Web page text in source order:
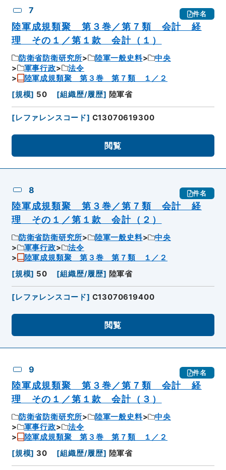
7 件名
陸軍成規類聚 第３巻／第７類 会計 経
理 その１／第１款 会計（１）
防衛省防衛研究所 陸軍一般史料
中央
軍事行政
法令
陸軍成規類聚 第３巻 第７類 １／２
[規模] 50 [組織歴/履歴] 陸軍省
[レファレンスコード] C13070619300
閲覧
8 件名
陸軍成規類聚 第３巻／第７類 会計 経
理 その１／第１款 会計（２）
防衛省防衛研究所 陸軍一般史料
中央
軍事行政
法令
陸軍成規類聚 第３巻 第７類 １／２
[規模] 50 [組織歴/履歴] 陸軍省
[レファレンスコード] C13070619400
閲覧
9 件名
陸軍成規類聚 第３巻／第７類 会計 経
理 その１／第１款 会計（３）
防衛省防衛研究所 陸軍一般史料
中央
軍事行政
法令
陸軍成規類聚 第３巻 第７類 １／２
[規模] 30 [組織歴/履歴] 陸軍省